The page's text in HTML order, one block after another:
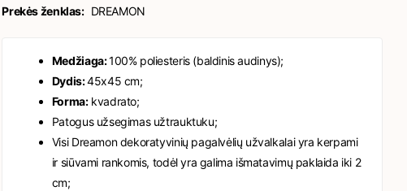
Prekės ženklas: DREAMON
Medžiaga:100% poliesteris (baldinis audinys);
Dydis:45x45 cm;
Forma:kvadrato;
Patogus užsegimas užtrauktuku;
Visi Dreamon dekoratyvinių pagalvėlių užvalkalai yra kerpami
ir siūvami rankomis, todėl yra galima išmatavimų paklaida iki 2
cm;